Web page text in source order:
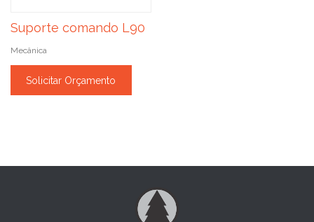
Suporte comando L90
Mecânica
Solicitar Orçamento